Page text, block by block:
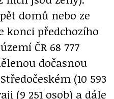
domů nebo ze
konci předchozího
ČR 68 777
dočasnou
(10 593
(9 251 osob) a dále